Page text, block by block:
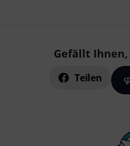
Gefällt Ihnen,
Teilen